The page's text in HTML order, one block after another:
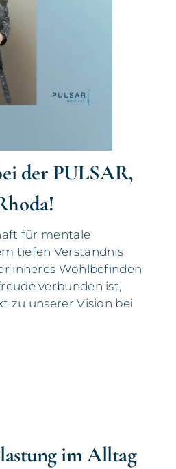
der PULSAR,
für mentale
tiefen Verständnis
inneres Wohlbefinden
verbunden ist,
zu unserer Vision bei
im Alltag